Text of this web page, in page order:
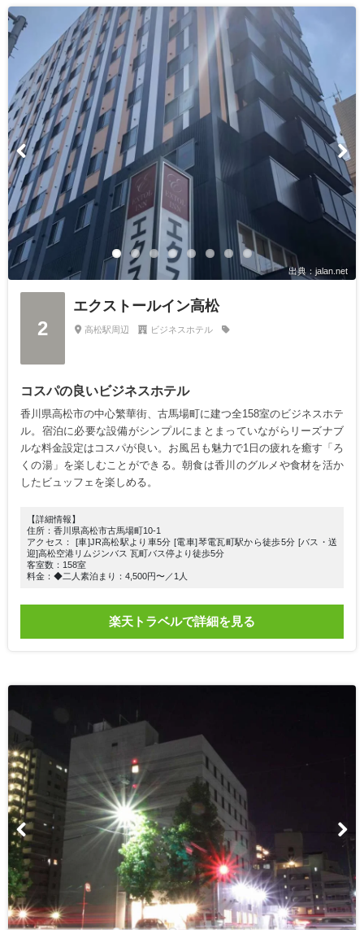
出典：jalan.net
2
エクストールイン高松
高松駅周辺 ビジネスホテル
コスパの良いビジネスホテル
香川県高松市の中心繁華街、古馬場町に建つ全158室のビジネスホテ
ル。宿泊に必要な設備がシンプルにまとまっていながらリーズナブ
ルな料金設定はコスパが良い。お風呂も魅力で1日の疲れを癒す「ろ
くの湯」を楽しむことができる。朝食は香川のグルメや食材を活か
したビュッフェを楽しめる。
【詳細情報】
住所：香川県高松市古馬場町10-1
アクセス： [車]JR高松駅より車5分 [電車]琴電瓦町駅から徒歩5分 [バス・送
迎]高松空港リムジンバス 瓦町バス停より徒歩5分
客室数：158室
料金：◆二人素泊まり：4,500円〜／1人
楽天トラベルで詳細を見る